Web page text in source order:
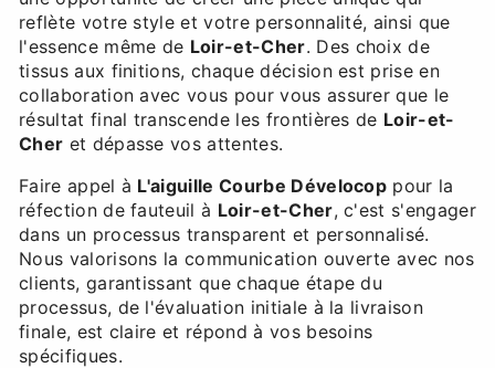
reflète votre style et votre personnalité, ainsi que
l'essence même de Loir-et-Cher. Des choix de
tissus aux finitions, chaque décision est prise en
collaboration avec vous pour vous assurer que le
résultat final transcende les frontières de Loir-et-
Cher et dépasse vos attentes.
Faire appel à L'aiguille Courbe Dévelocop pour la
réfection de fauteuil à Loir-et-Cher, c'est s'engager
dans un processus transparent et personnalisé.
Nous valorisons la communication ouverte avec nos
clients, garantissant que chaque étape du
processus, de l'évaluation initiale à la livraison
finale, est claire et répond à vos besoins
spécifiques.